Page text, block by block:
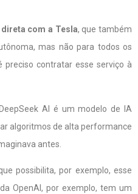
com a Tesla, que também
mas não para todos os
preciso contratar esse serviço à
AI é um modelo de IA
algoritmos de alta performance
antes.
possibilita, por exemplo, esse
OpenAI, por exemplo, tem um